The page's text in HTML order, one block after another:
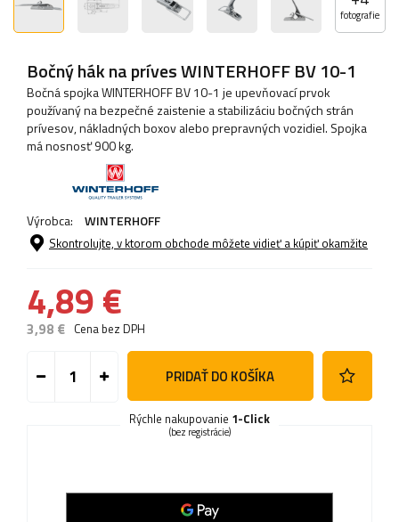
fotografie
Bočný hák na príves WINTERHOFF BV 10-1
Bočná spojka WINTERHOFF BV 10-1 je upevňovací prvok
používaný na bezpečné zaistenie a stabilizáciu bočných strán
prívesov, nákladných boxov alebo prepravných vozidiel. Spojka
má nosnosť 900 kg.
Výrobca: WINTERHOFF
Skontrolujte, v ktorom obchode môžete vidieť a kúpiť okamžite
4,89 €
3,98 € Cena bez DPH
PRIDAŤ DO KOŠÍKA
Rýchle nakupovanie 1-Click
(bez registrácie)